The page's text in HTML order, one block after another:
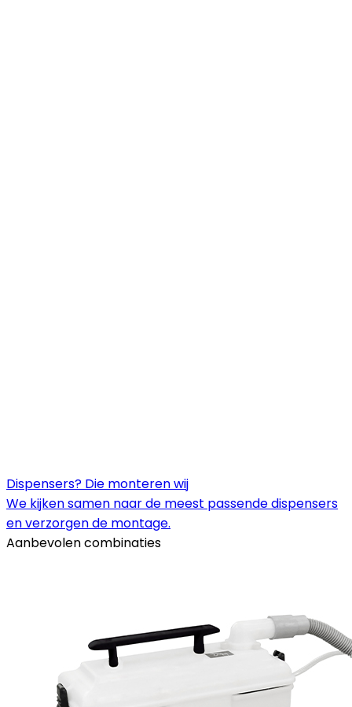
Dispensers? Die monteren wij
We kijken samen naar de meest passende dispensers
en verzorgen de montage.
Aanbevolen combinaties